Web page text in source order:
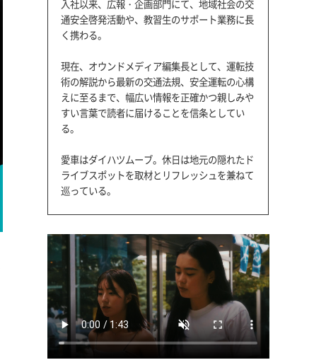
入社以来、広報・企画部門にて、地域社会の交
通安全啓発活動や、教習生のサポート業務に長
く携わる。
現在、オウンドメディア編集長として、運転技
術の解説から最新の交通法規、安全運転の心構
えに至るまで、幅広い情報を正確かつ親しみや
すい言葉で読者に届けることを信条としてい
る。
愛車はダイハツムーブ。休日は地元の隠れたド
ライブスポットを取材とリフレッシュを兼ねて
巡っている。